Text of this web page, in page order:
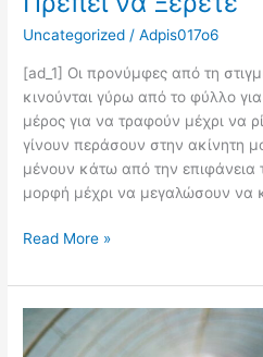
Uncategorized /Adpis017o6
[ad_1] Οι προνύμφες από τη
κινούνται γύρω από το φύλλο
μέρος για να τραφούν μέχρι να
γίνουν περάσουν στην ακίνητη
μένουν κάτω από την επιφάνεια
μορφή μέχρι να μεγαλώσουν να
Read More »
Παραγωγή
Σποροφύτων